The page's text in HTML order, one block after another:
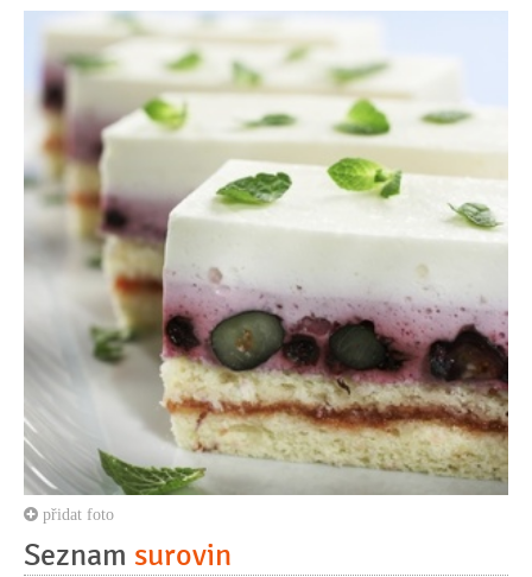
přidat foto
Seznam surovin